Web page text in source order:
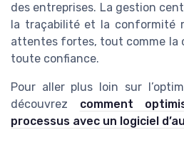
des entreprises. La gestion
la traçabilité et la conformité
attentes fortes, tout comme la
toute confiance.
Pour aller plus loin sur
découvrez comment
processus avec un logiciel